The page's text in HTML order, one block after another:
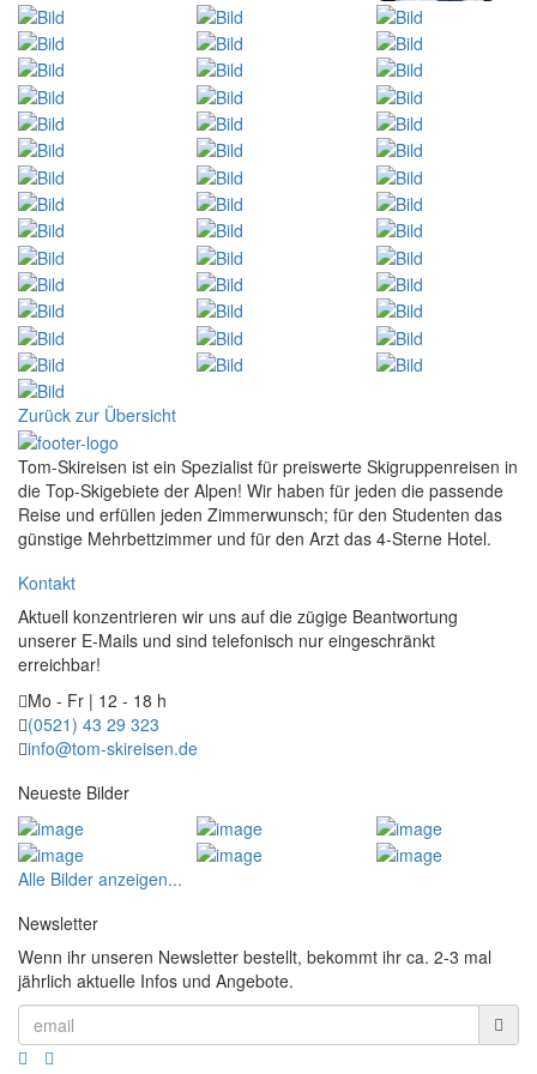
Zurück zur Übersicht
Tom-Skireisen ist ein Spezialist für preiswerte Skigruppenreisen in
die Top-Skigebiete der Alpen! Wir haben für jeden die passende
Reise und erfüllen jeden Zimmerwunsch; für den Studenten das
günstige Mehrbettzimmer und für den Arzt das 4-Sterne Hotel.
Kontakt
Aktuell konzentrieren wir uns auf die zügige Beantwortung
unserer E-Mails und sind telefonisch nur eingeschränkt
erreichbar!
Mo - Fr | 12 - 18 h
(0521) 43 29 323
info@tom-skireisen.de
Neueste Bilder
Alle Bilder anzeigen...
Newsletter
Wenn ihr unseren Newsletter bestellt, bekommt ihr ca. 2-3 mal
jährlich aktuelle Infos und Angebote.